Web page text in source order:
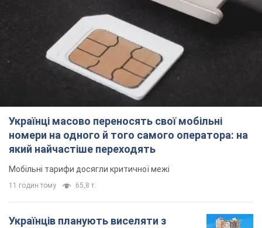
Українці масово переносять свої мобільні
номери на одного й того самого оператора: на
який найчастіше переходять
Мобільні тарифи досягли критичної межі
11 годин тому 65,8 т.
Українців планують виселяти з